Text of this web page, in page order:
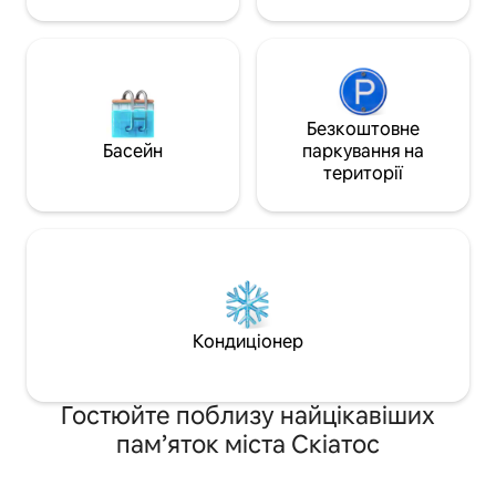
Басейн
Безкоштовне
паркування на
території
Кондиціонер
Гостюйте поблизу найцікавіших
пам’яток міста Скіатос